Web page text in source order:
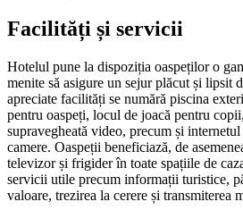
Facilități și servicii
Hotelul pune la dispoziția oaspeților o
menite să asigure un sejur plăcut și lipsit
apreciate facilități se numără piscina
pentru oaspeți, locul de joacă pentru
supravegheată video, precum și
camere. Oaspeții beneficiază, de
televizor și frigider în toate spațiile de
servicii utile precum informații turistice,
valoare, trezirea la cerere și transmiterea